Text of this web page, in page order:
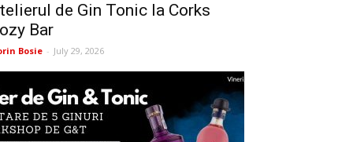
de Gin Tonic la Corks
Bar
Bosie - July 29, 2026